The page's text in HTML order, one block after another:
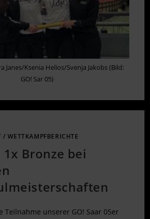
Janes/Ksenia Helios/Svenja Jakobs (Bild:
GO! Sar 05)
/WETTKAMPFBERICHTE
Bronze bei
Teilnahme unserer GO! Saar 05er